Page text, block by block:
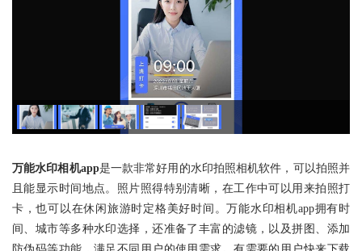
万能水印相机app是一款非常好用的水印拍照相机软件，可以拍照并
且能显示时间地点。照片照得特别清晰，在工作中可以用来拍照打
卡，也可以在休闲旅游时定格美好时间。万能水印相机app拥有时
间、城市等多种水印选择，还准备了丰富的滤镜，以及拼图、添加